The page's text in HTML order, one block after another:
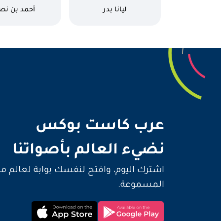
كاتب
ليانا بدر كاتب
أحمد بن
عرب كاست بوكس
نضيء العالم بأصواتنا
اشترك اليوم، وافتح لنفسك بوابة لعالم
المسموعة.